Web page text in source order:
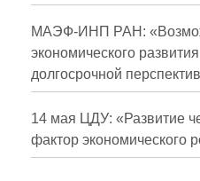
Научная жизнь
Проблемы
О журнале
Номера
МАЭФ-ИНП РАН:
экономического
долгосрочной
14 мая ЦДУ: «Развитие
фактор экономического